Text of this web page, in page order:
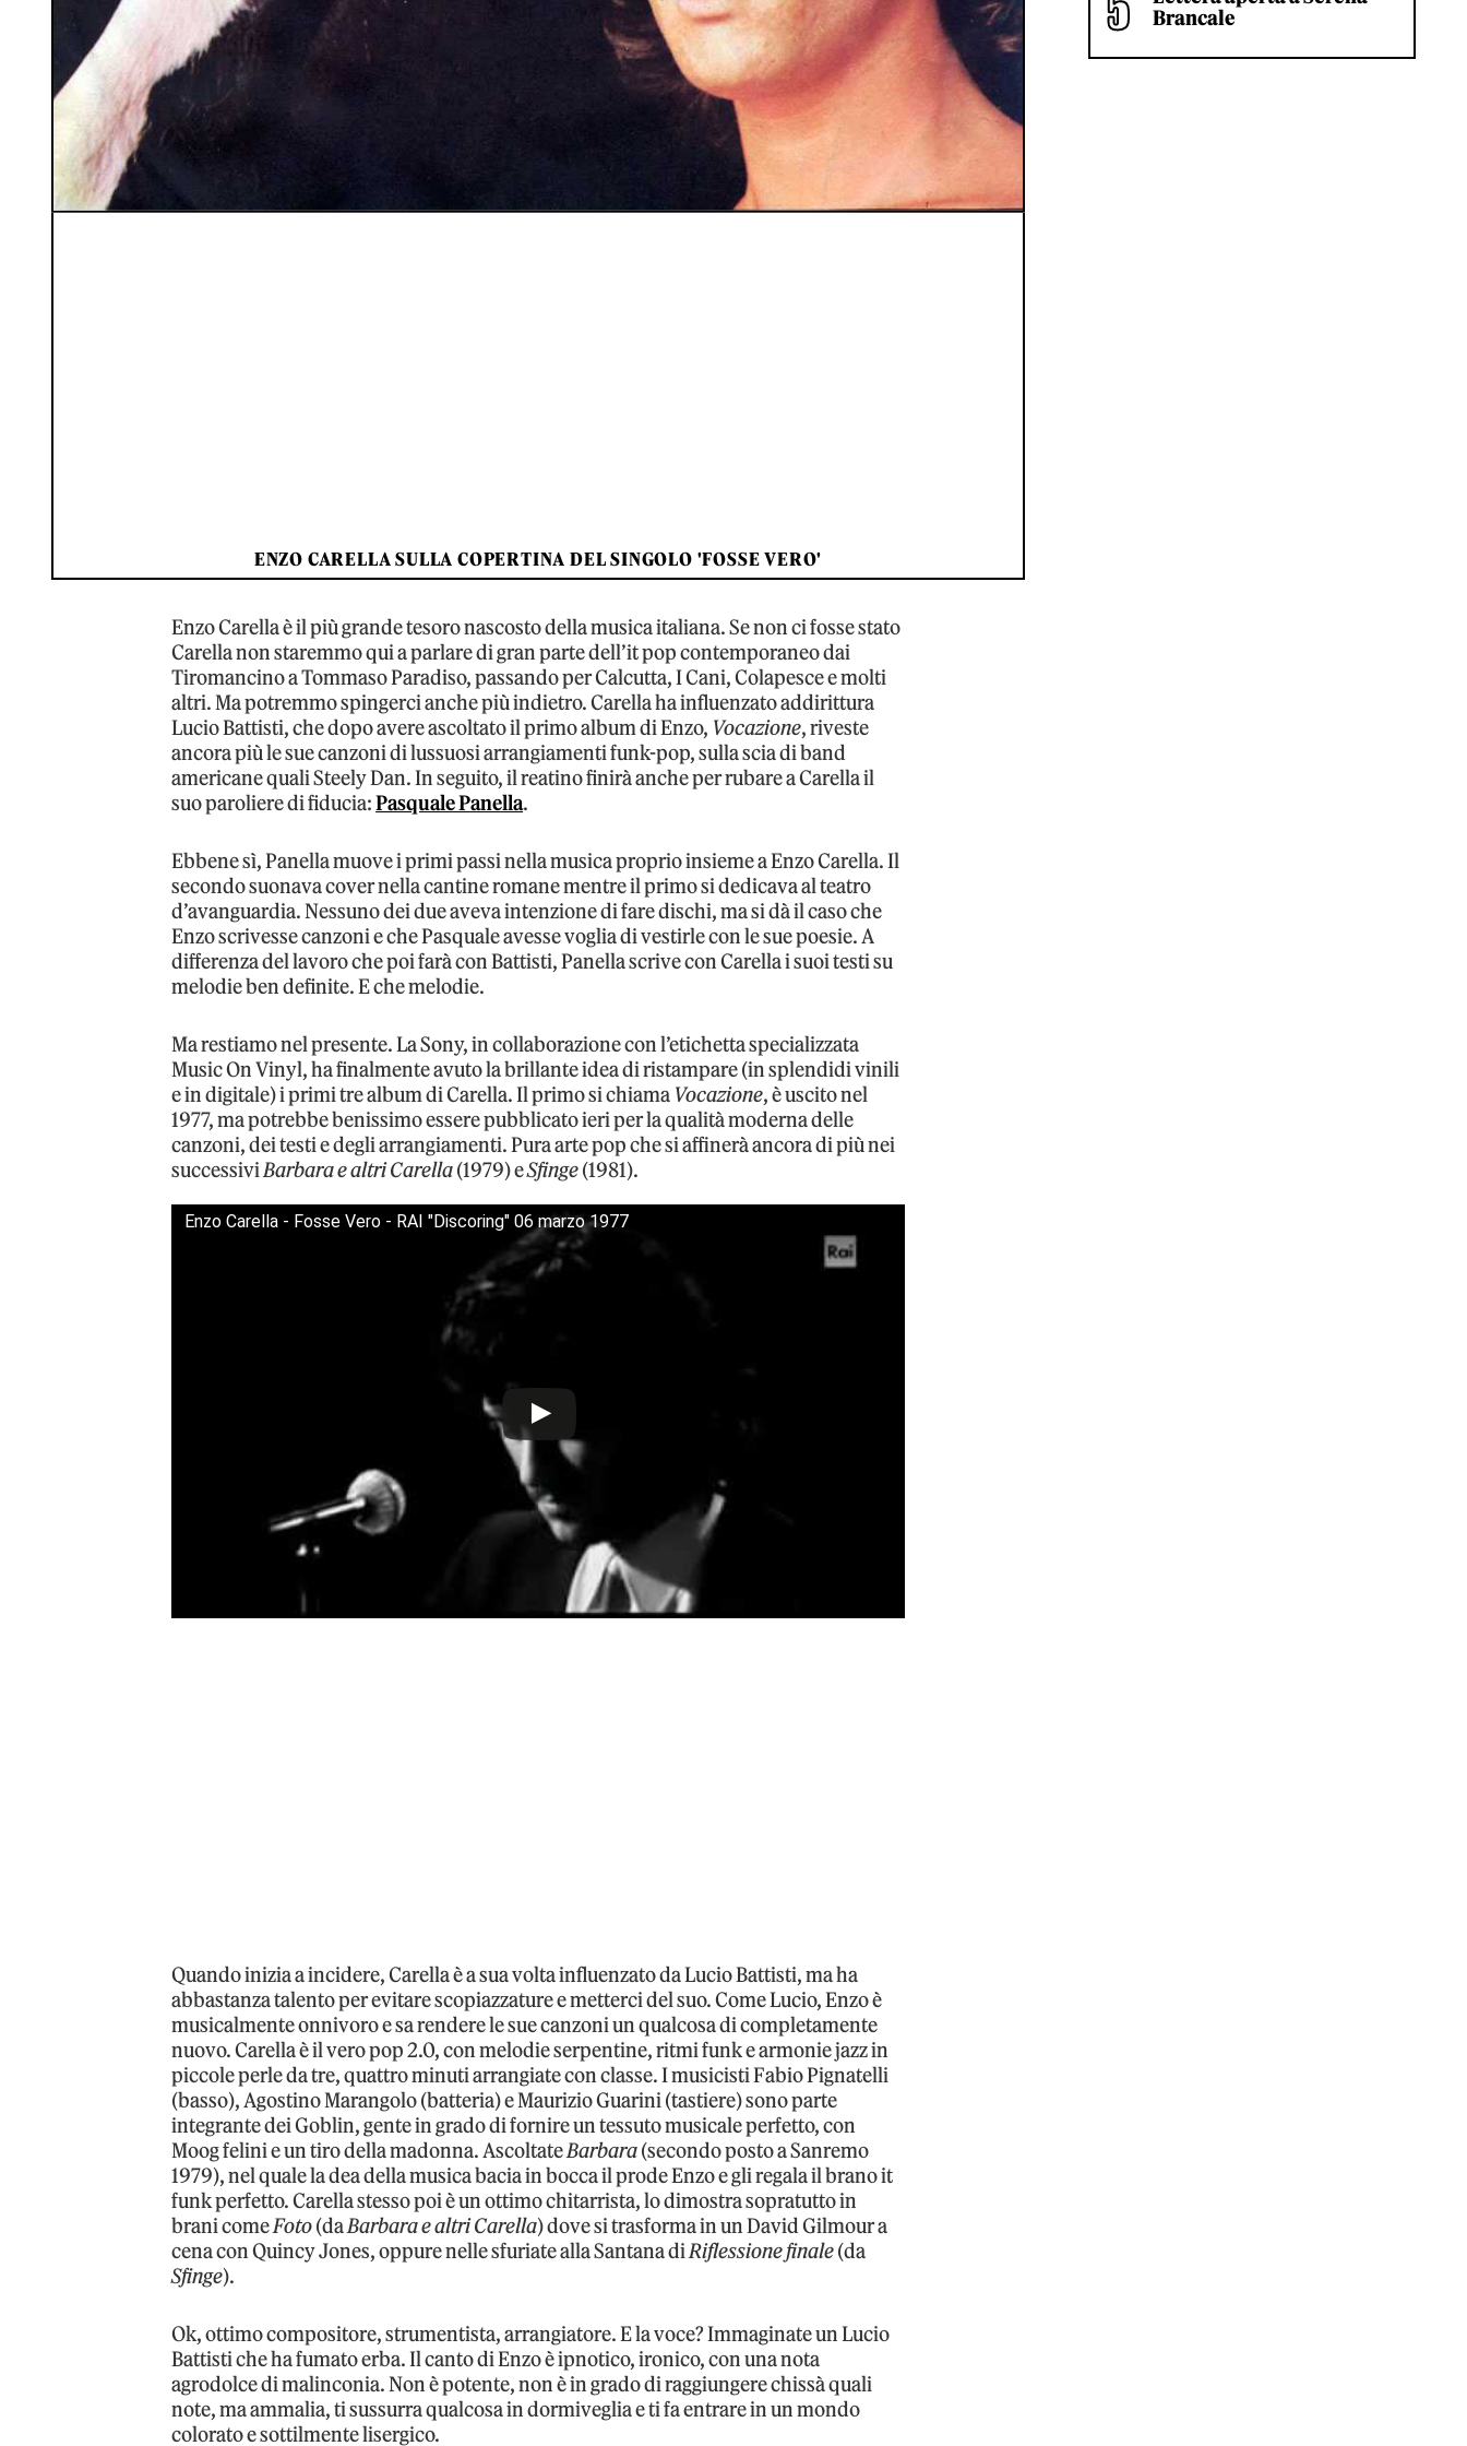
ENZO CARELLA SULLA COPERTINA DEL SINGOLO 'FOSSE VERO'
Enzo Carella è il più grande tesoro nascosto della musica italiana. Se non ci fosse stato
Carella non staremmo qui a parlare di gran parte dell’it pop contemporaneo dai
Tiromancino a Tommaso Paradiso, passando per Calcutta, I Cani, Colapesce e molti
altri. Ma potremmo spingerci anche più indietro. Carella ha influenzato addirittura
Lucio Battisti, che dopo avere ascoltato il primo album di Enzo, Vocazione, riveste
ancora più le sue canzoni di lussuosi arrangiamenti funk-pop, sulla scia di band
americane quali Steely Dan. In seguito, il reatino finirà anche per rubare a Carella il
suo paroliere di fiducia:Pasquale Panella.
Ebbene sì, Panella muove i primi passi nella musica proprio insieme a Enzo Carella. Il
secondo suonava cover nella cantine romane mentre il primo si dedicava al teatro
d’avanguardia. Nessuno dei due aveva intenzione di fare dischi, ma si dà il caso che
Enzo scrivesse canzoni e che Pasquale avesse voglia di vestirle con le sue poesie. A
differenza del lavoro che poi farà con Battisti, Panella scrive con Carella i suoi testi su
melodie ben definite. E che melodie.
Ma restiamo nel presente. La Sony, in collaborazione con l’etichetta specializzata
Music On Vinyl, ha finalmente avuto la brillante idea di ristampare (in splendidi vinili
e in digitale) i primi tre album di Carella. Il primo si chiama Vocazione, è uscito nel
1977, ma potrebbe benissimo essere pubblicato ieri per la qualità moderna delle
canzoni, dei testi e degli arrangiamenti. Pura arte pop che si affinerà ancora di più nei
successiviBarbara e altri Carella(1979) eSfinge(1981).
Enzo Carella - Fosse Vero - RAI "Discoring" 06 marzo 1977
Quando inizia a incidere, Carella è a sua volta influenzato da Lucio Battisti, ma ha
abbastanza talento per evitare scopiazzature e metterci del suo. Come Lucio, Enzo è
musicalmente onnivoro e sa rendere le sue canzoni un qualcosa di completamente
nuovo. Carella è il vero pop 2.0, con melodie serpentine, ritmi funk e armonie jazz in
piccole perle da tre, quattro minuti arrangiate con classe. I musicisti Fabio Pignatelli
(basso), Agostino Marangolo (batteria) e Maurizio Guarini (tastiere) sono parte
integrante dei Goblin, gente in grado di fornire un tessuto musicale perfetto, con
Moog felini e un tiro della madonna. AscoltateBarbara(secondo posto a Sanremo
1979), nel quale la dea della musica bacia in bocca il prode Enzo e gli regala il brano it
funk perfetto. Carella stesso poi è un ottimo chitarrista, lo dimostra sopratutto in
brani comeFoto(daBarbara e altri Carella) dove si trasforma in un David Gilmour a
cena con Quincy Jones, oppure nelle sfuriate alla Santana diRiflessione finale(da
Sfinge).
Ok, ottimo compositore, strumentista, arrangiatore. E la voce? Immaginate un Lucio
Battisti che ha fumato erba. Il canto di Enzo è ipnotico, ironico, con una nota
agrodolce di malinconia. Non è potente, non è in grado di raggiungere chissà quali
note, ma ammalia, ti sussurra qualcosa in dormiveglia e ti fa entrare in un mondo
colorato e sottilmente lisergico.
Brancale